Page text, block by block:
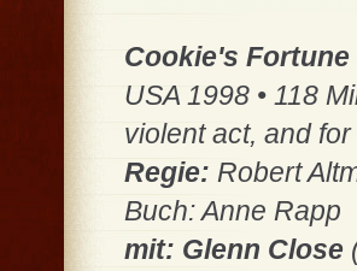
Cookie's
USA 1998 • 118
violent act, and
Regie: Robert
Buch: Anne Rapp
mit: Glenn Close